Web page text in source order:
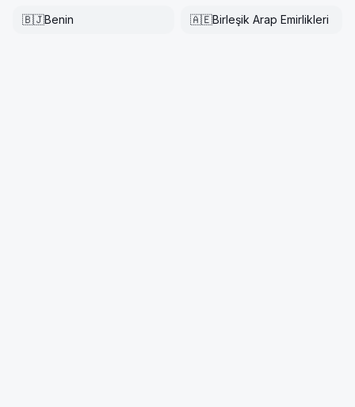
🇧🇯Benin 🇦🇪Birleşik Arap Emirlikleri